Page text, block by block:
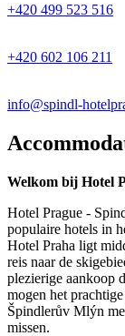
+420 499 523 516
+420 602 106 211
info@spindl-
Welkom bij Hotel
Hotel Prague -
populaire hotels in
Hotel Praha ligt
reis naar de
plezierige aankoop
mogen het
Špindlerův Mlýn
missen.